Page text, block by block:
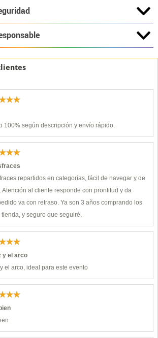
100% según descripción y envío rápido.
repartidos en categorías, fácil de navegar y de
al cliente responde con prontitud y da
va con retraso. Ya son 3 años comprando los
y seguro que seguiré.
y el arco
el arco, ideal para este evento